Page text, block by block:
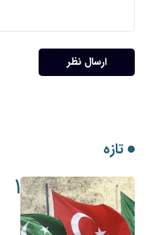
ارسال نظر
تازه
۱